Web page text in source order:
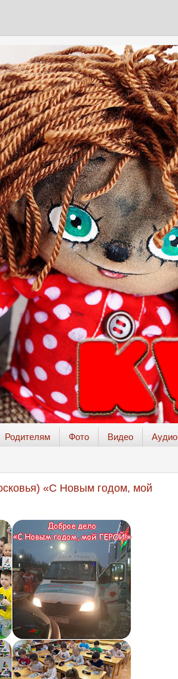
Родителям Фото Видео Аудио
«С Новым годом, мой